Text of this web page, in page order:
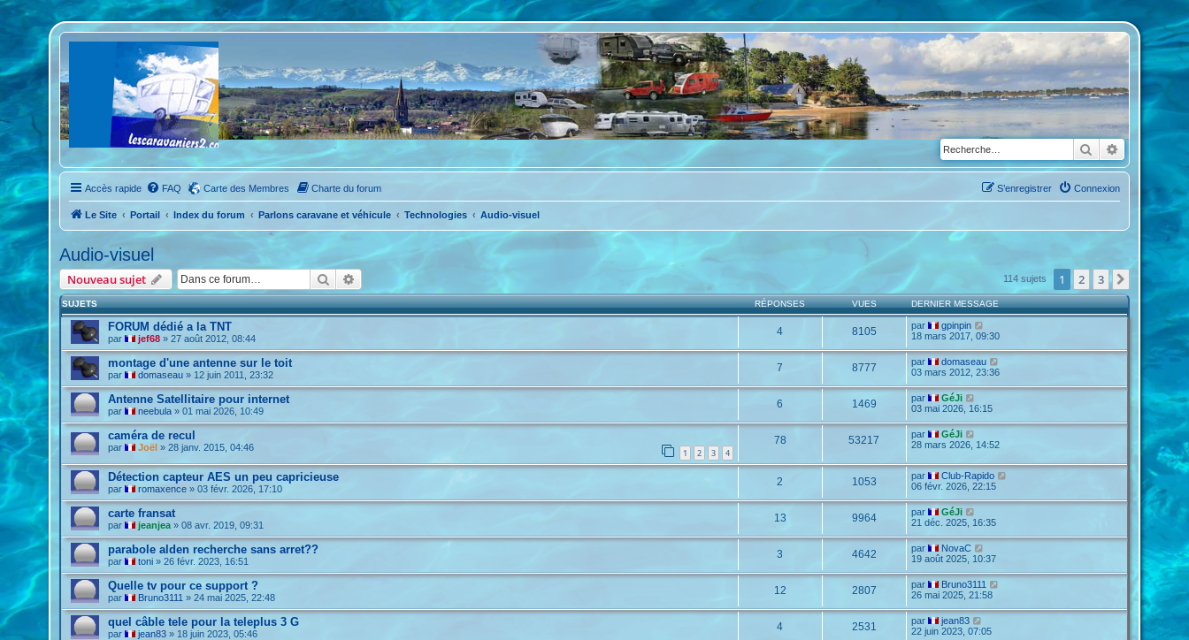
Rechercher
Accès rapide FAQ Carte des Membres Charte du forum Connexion
S’enregistrer
Le Site Portail Index du forum Parlons caravane et véhicule Technologies Audio-visuel
Audio-visuel
Nouveau sujet Rechercher 114 sujets 1 2 3 Suivante
SUJETS RÉPONSES VUES DERNIER MESSAGE
FORUM dédié a la TNT
par jef68 »27 août 2012, 08:44
4 8105 par
gpinpin
18 mars 2017, 09:30
montage d'une antenne sur le toit
par domaseau » 12 juin 2011, 23:32
7 8777 par
domaseau
03 mars 2012, 23:36
Antenne Satellitaire pour internet
par neebula »01 mai 2026, 10:49
6 1469 par
GéJi
03 mai 2026, 16:15
caméra de recul
par Joël »28 janv. 2015, 04:46 1 2 3 4
78 53217 par
GéJi
28 mars 2026, 14:52
Détection capteur AES un peu capricieuse
par romaxence »03 févr. 2026, 17:10
2 1053 par
Club-Rapido
06 févr. 2026, 22:15
carte fransat
par jeanjea »08 avr. 2019, 09:31
13 9964 par
GéJi
21 déc. 2025, 16:35
parabole alden recherche sans arret??
par toni »26 févr. 2023, 16:51
3 4642 par
NovaC
19 août 2025, 10:37
Quelle tv pour ce support ?
par Bruno3111 »24 mai 2025, 22:48
12 2807 par
Bruno3111
26 mai 2025, 21:58
quel câble tele pour la teleplus 3 G
par jean83 » 18 juin 2023, 05:46
4 2531 par
jean83
22 juin 2023, 07:05